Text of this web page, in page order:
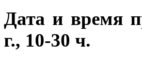
Дата и время
г., 10-30 ч.